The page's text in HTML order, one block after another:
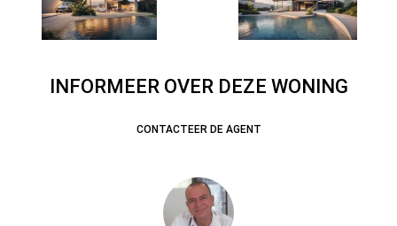
INFORMEER OVER DEZE WONING
CONTACTEER DE AGENT